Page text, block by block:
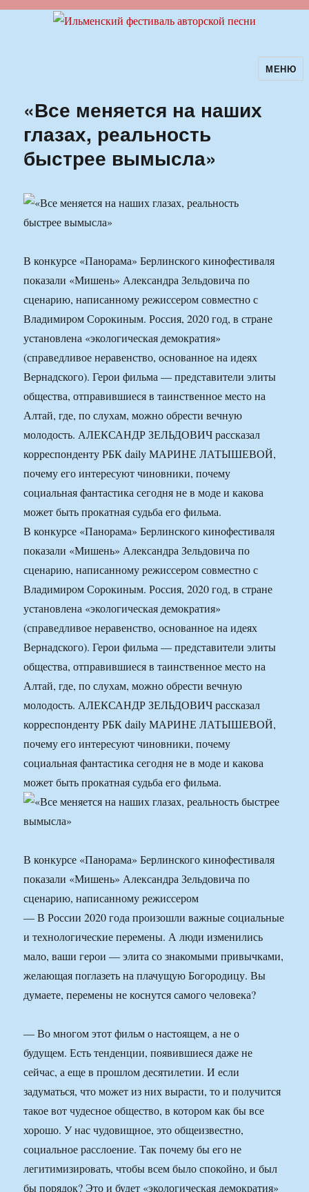
Ильменский фестиваль авторскойМЕНЮ
«Все меняется на наших
глазах, реальность
быстрее вымысла»
В конкурсе «Панорама» Берлинского кинофестиваля
показали «Мишень» Александра Зельдовича по
сценарию, написанному режиссером совместно с
Владимиром Сорокиным. Россия, 2020 год, в стране
установлена «экологическая демократия»
(справедливое неравенство, основанное на идеях
Вернадского). Герои фильма — представители элиты
общества, отправившиеся в таинственное место на
Алтай, где, по слухам, можно обрести вечную
молодость. АЛЕКСАНДР ЗЕЛЬДОВИЧ рассказал
корреспонденту РБК daily МАРИНЕ ЛАТЫШЕВОЙ,
почему его интересуют чиновники, почему
социальная фантастика сегодня не в моде и какова
может быть прокатная судьба его фильма.
В конкурсе «Панорама» Берлинского кинофестиваля
показали «Мишень» Александра Зельдовича по
сценарию, написанному режиссером совместно с
Владимиром Сорокиным. Россия, 2020 год, в стране
установлена «экологическая демократия»
(справедливое неравенство, основанное на идеях
Вернадского). Герои фильма — представители элиты
общества, отправившиеся в таинственное место на
Алтай, где, по слухам, можно обрести вечную
молодость. АЛЕКСАНДР ЗЕЛЬДОВИЧ рассказал
корреспонденту РБК daily МАРИНЕ ЛАТЫШЕВОЙ,
почему его интересуют чиновники, почему
социальная фантастика сегодня не в моде и какова
может быть прокатная судьба его фильма.
В конкурсе «Панорама» Берлинского кинофестиваля
показали «Мишень» Александра Зельдовича по
сценарию, написанному режиссером
— В России 2020 года произошли важные социальные
и технологические перемены. А люди изменились
мало, ваши герои — элита со знакомыми привычками,
желающая поглазеть на плачущую Богородицу. Вы
думаете, перемены не коснутся самого человека?
— Во многом этот фильм о настоящем, а не о
будущем. Есть тенденции, появившиеся даже не
сейчас, а еще в прошлом десятилетии. И если
задуматься, что может из них вырасти, то и получится
такое вот чудесное общество, в котором как бы все
хорошо. У нас чудовищное, это общеизвестно,
социальное расслоение. Так почему бы его не
легитимизировать, чтобы всем было спокойно, и был
бы порядок? Это и будет «экологическая демократия»